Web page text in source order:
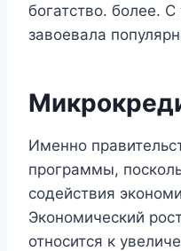
богатство. более.
завоевала
Именно
программы,
содействия
Экономический
относится к